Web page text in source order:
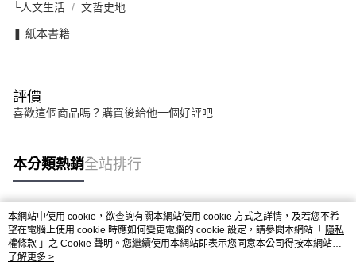
└人文生活 文哲史地
❚ 紙本書籍
評價
喜歡這個商品嗎？購買後給他一個好評吧
本分類熱銷全站排行
熱門標籤
本網站中使用 cookie，欲查詢有關本網站使用 cookie 方式之詳情，及若您不希
望在電腦上使用 cookie 時應如何變更電腦的 cookie 設定，請參閱本網站「 隱私
權條款 」之 Cookie 聲明。您繼續使用本網站即表示您同意本公司得按本網站使
用條款之 Cookie 聲明使用 cookie。
了解更多 >